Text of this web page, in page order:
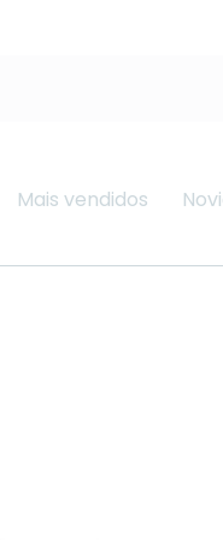
Mais vendidos